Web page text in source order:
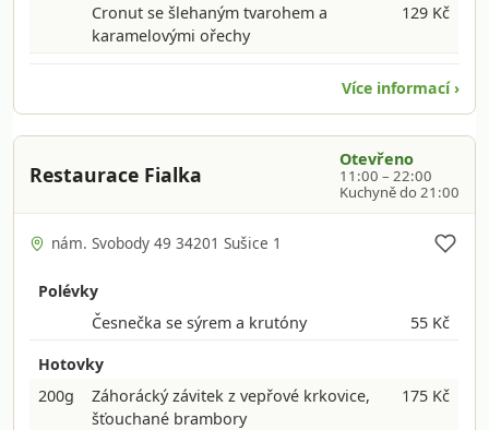
Cronut se šlehaným tvarohem a
karamelovými ořechy
129 Kč
Více informací ›
Restaurace Fialka
Otevřeno
11:00 – 22:00
Kuchyně do 21:00
nám. Svobody 49 34201 Sušice 1
Polévky
Česnečka se sýrem a krutóny
55 Kč
Hotovky
200g
Záhorácký závitek z vepřové krkovice,
šťouchané brambory
175 Kč